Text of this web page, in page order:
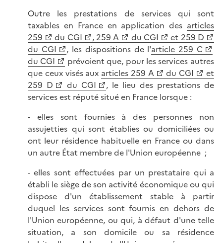
Outre les prestations de services qui sont
taxables en France en application des articles
259
du CGI , 259 A du CGI
et 259 D
du CGI
, les dispositions de l'article 259 C
du CGI
prévoient que, pour les services autres
que ceux visés aux articles 259 A du CGI
et
259 D
du CGI
, le lieu des prestations de
services est réputé situé en France lorsque :
- elles sont fournies à des personnes non
assujetties qui sont établies ou domiciliées ou
ont leur résidence habituelle en France ou dans
un autre État membre de l'Union européenne ;
- elles sont effectuées par un prestataire qui a
établi le siège de son activité économique ou qui
dispose d'un établissement stable à partir
duquel les services sont fournis en dehors de
l'Union européenne, ou qui, à défaut d'une telle
situation, a son domicile ou sa résidence